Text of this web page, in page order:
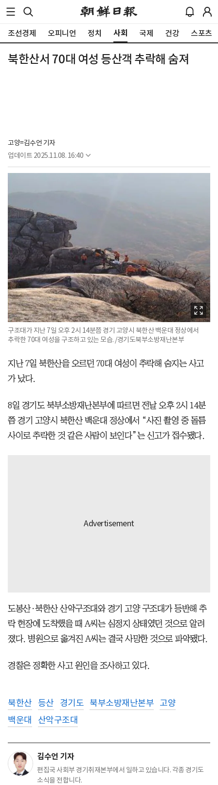
조선경제 오피니언 정치 사회 국제 건강 스포츠
북한산서 70대 여성 등산객 추락해 숨져
고양=김수언 기자
업데이트 2025.11.08. 16:40
구조대가 지난 7일 오후 2시 14분쯤 경기 고양시 북한산 백운대 정상에서
추락한 70대 여성을 구조하고 있는 모습. /경기도북부소방재난본부
지난 7일 북한산을 오르던 70대 여성이 추락해 숨지는 사고
가 났다.
8일 경기도 북부소방재난본부에 따르면 전날 오후 2시 14분
쯤 경기 고양시 북한산 백운대 정상에서 “사진 촬영 중 돌틈
사이로 추락한 것 같은 사람이 보인다”는 신고가 접수됐다.
도봉산·북한산 산악구조대와 경기 고양 구조대가 등반해 추
락 현장에 도착했을 때 A씨는 심정지 상태였던 것으로 알려
졌다. 병원으로 옮겨진 A씨는 결국 사망한 것으로 파악됐다.
경찰은 정확한 사고 원인을 조사하고 있다.
북한산 등산 경기도 북부소방재난본부 고양
백운대
산악구조대
김수언 기자
편집국 사회부 경기취재본부에서 일하고 있습니다. 각종 경기도
소식을 전합니다.